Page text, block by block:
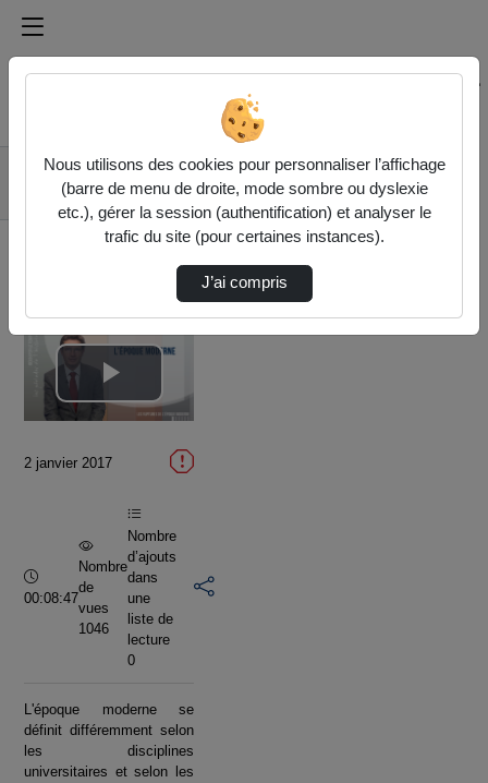
Médiathèque de l'université Paris
Rechercher un média sur Médiathèque de l'université
Accueil
Vidéos
3.1. L'époque
moderne
Lire
la
vidéo
2 janvier 2017
Durée :
00:08:47
Nombre
de
vues
1046
Nombre
d’ajouts
dans
une
liste de
lecture
0
L'époque moderne se
définit différemment selon
les disciplines
universitaires et selon les
Nous utilisons des cookies pour personnaliser l’affichage
(barre de menu de droite, mode sombre ou dyslexie
etc.), gérer la session (authentification) et analyser le
trafic du site (pour certaines instances).
J’ai compris